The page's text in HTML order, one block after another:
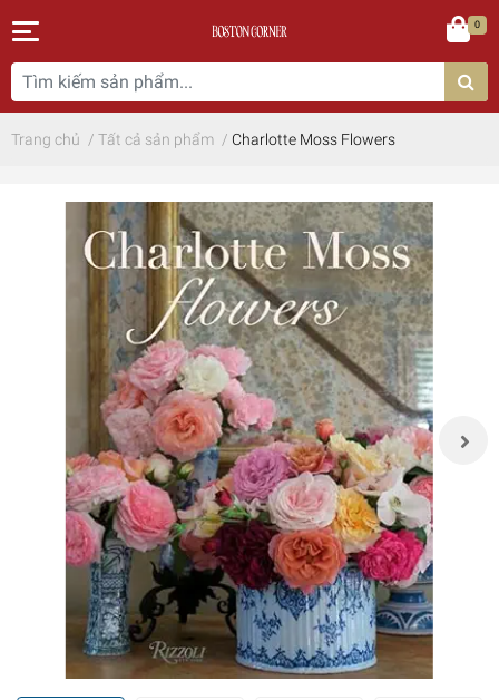
0
Trang chủ / Tất cả sản phẩm / Charlotte Moss Flowers